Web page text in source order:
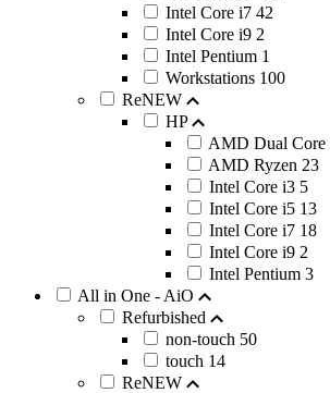
Intel Core i7 42
Intel Core i9 2
Intel Pentium 1
Workstations 100
ReNEW
HP
AMD Dual Core
AMD Ryzen 23
Intel Core i3 5
Intel Core i5 13
Intel Core i7 18
Intel Core i9 2
Intel Pentium 3
All in One - AiO
Refurbished
non-touch 50
touch 14
ReNEW